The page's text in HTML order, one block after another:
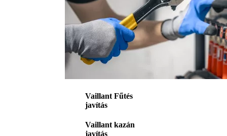
Vaillant Fűtés
javítás
Vaillant kazán
javítás